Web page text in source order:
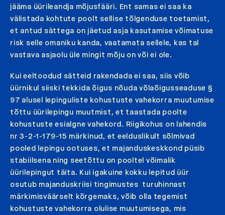
jääma üürileandja mõjusfääri. Ent samas ei saa ka
välistada kohtute poolt sellise tõlgenduse toetamist,
et antud sättega on jäetud asja kasutamise võimatuse
risk selle omaniku kanda, vaatamata sellele, kas tal
vastava asjaolu üle mingit mõju on või ei ole.
Kui eeltoodud sätteid rakendada ei saa, siis võib
üürnikul siiski tekkida õigus nõuda võlaõigusseaduse §
97 alusel lepinguliste kohustuste vahekorra muutumise
tõttu üürilepingu muutmist, et taastada poolte
kohustuste esialgne vahekord. Riigikohus on lahendis
nr 3-2-1-179-15 märkinud, et eelduslikult sõlmivad
pooled lepingu ootuses, et majanduskeskkond püsib
stabiilsena ning seetõttu on pooltel võimalik
üürilepingut täita. Kui igakuine kokku lepitud üür
osutub majanduskriisi tingimustes turuhinnast
märkimisväärselt kõrgemaks, võib olla tegemist
kohustuste vahekorra olulise muutumisega, mis